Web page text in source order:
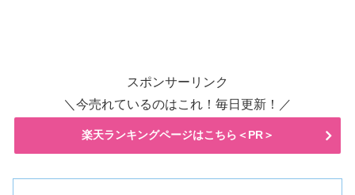
スポンサーリンク
＼今売れているのはこれ！毎日更新！／
楽天ランキングページはこちら＜PR＞